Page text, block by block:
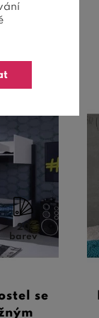
20
barev
se